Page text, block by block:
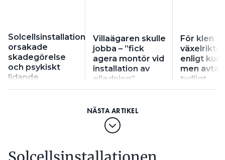
Solcellsinstallationen
orsakade
skadegörelse
och psykiskt
lidande
Villaägaren skulle
jobba – ”fick
agera montör vid
installation av
elledning”
För klen
enligt
men
tydligt